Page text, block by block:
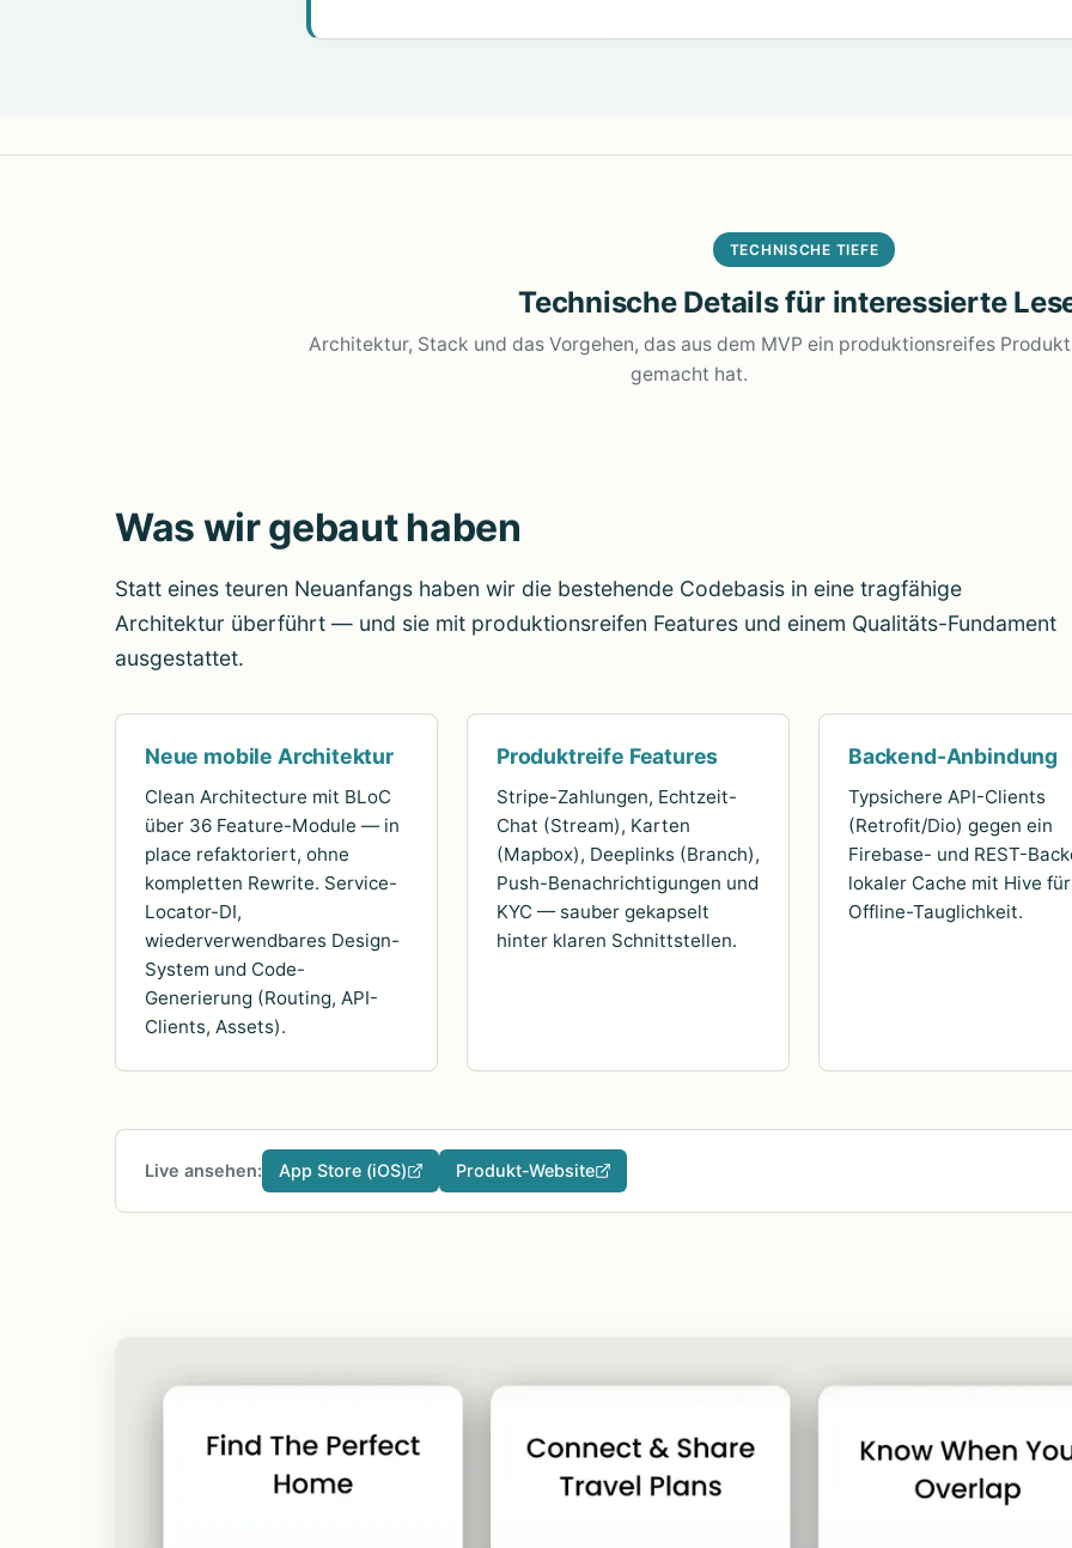
TECHNISCHE TIEFE
Technische Details für interessierte
Architektur, Stack und das Vorgehen, das aus dem MVP ein produktionsreifes Produkt
gemacht hat.
Was wir gebaut haben
Statt eines teuren Neuanfangs haben wir die bestehende Codebasis in eine tragfähige
Architektur überführt — und sie mit produktionsreifen Features und einem Qualitäts-Fundament
ausgestattet.
Neue mobile Architektur
Clean Architecture mit BLoC
über 36 Feature-Module — in
place refaktoriert, ohne
kompletten Rewrite. Service-
Locator-DI,
wiederverwendbares Design-
System und Code-
Generierung (Routing, API-
Clients, Assets).
Produktreife Features
Stripe-Zahlungen, Echtzeit-
Chat (Stream), Karten
(Mapbox), Deeplinks (Branch),
Push-Benachrichtigungen und
KYC — sauber gekapselt
hinter klaren Schnittstellen.
Backend-Anbindung
Typsichere API-Clients
(Retrofit/Dio) gegen ein
Firebase- und REST-
lokaler Cache mit Hive für
Offline-Tauglichkeit.
Live ansehen: App Store (iOS) Produkt-Website